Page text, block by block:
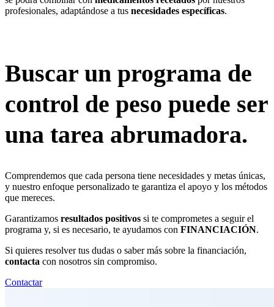
profesionales, adaptándose a tus necesidades específicas.
Buscar un programa de
control de peso puede ser
una tarea abrumadora.
Comprendemos que cada persona tiene necesidades y metas únicas,
y nuestro enfoque personalizado te garantiza el apoyo y los métodos
que mereces.
Garantizamos resultados positivos si te comprometes a seguir el
programa y, si es necesario, te ayudamos con FINANCIACIÓN.
Si quieres resolver tus dudas o saber más sobre la financiación,
contacta con nosotros sin compromiso.
Contactar